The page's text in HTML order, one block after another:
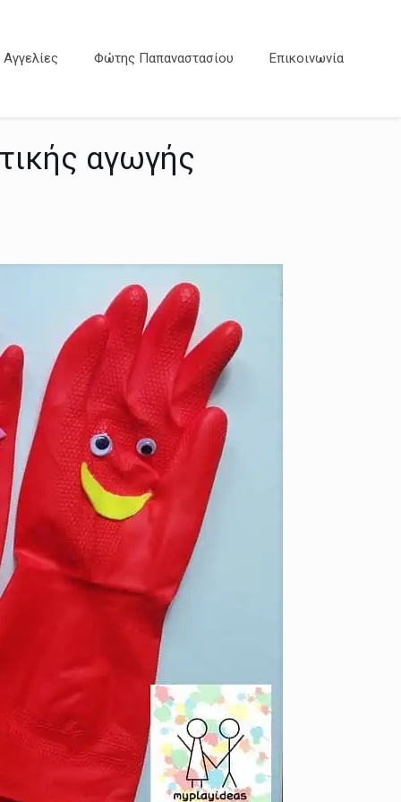
Αγγελίες Φώτης Παπαναστασίου Επικοινωνία
αγωγής